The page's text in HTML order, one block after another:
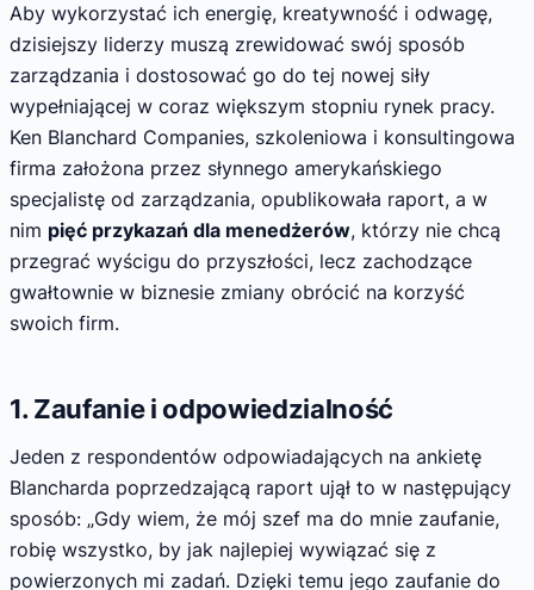
Aby wykorzystać ich energię, kreatywność i odwagę,
dzisiejszy liderzy muszą zrewidować swój sposób
zarządzania i dostosować go do tej nowej siły
wypełniającej w coraz większym stopniu rynek pracy.
Ken Blanchard Companies, szkoleniowa i konsultingowa
firma założona przez słynnego amerykańskiego
specjalistę od zarządzania, opublikowała raport, a w
nim pięć przykazań dla menedżerów, którzy nie chcą
przegrać wyścigu do przyszłości, lecz zachodzące
gwałtownie w biznesie zmiany obrócić na korzyść
swoich firm.
1. Zaufanie i odpowiedzialność
Jeden z respondentów odpowiadających na ankietę
Blancharda poprzedzającą raport ujął to w następujący
sposób: „Gdy wiem, że mój szef ma do mnie zaufanie,
robię wszystko, by jak najlepiej wywiązać się z
powierzonych mi zadań. Dzięki temu jego zaufanie do